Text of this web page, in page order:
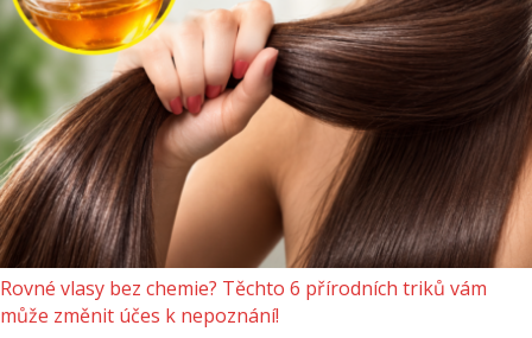
Rovné vlasy bez chemie? Těchto 6 přírodních triků vám
může změnit účes k nepoznání!